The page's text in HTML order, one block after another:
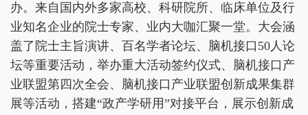
办。来自国内外多家高校、科研院所、临床单位及行
业知名企业的院士专家、业内大咖汇聚一堂。大会涵
盖了院士主旨演讲、百名学者论坛、脑机接口50人论
坛等重要活动，举办重大活动签约仪式、脑机接口产
业联盟第四次全会、脑机接口产业联盟创新成果集群
展等活动，搭建“政产学研用”对接平台，展示创新成